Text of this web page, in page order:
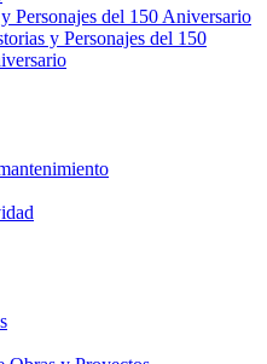
Personajes del 150 Aniversario
y Personajes del 150